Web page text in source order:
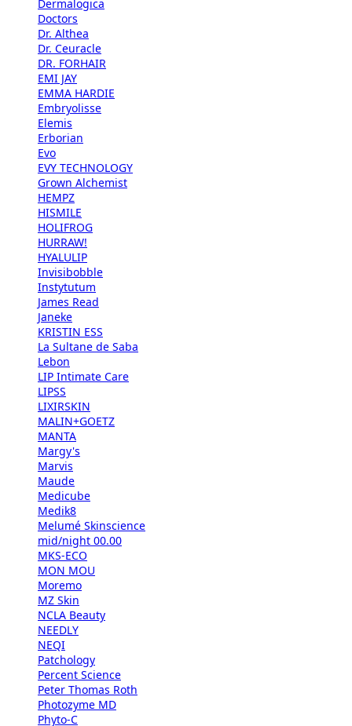
Dermalogica
Doctors
Dr. Althea
Dr. Ceuracle
DR. FORHAIR
EMI JAY
EMMA HARDIE
Embryolisse
Elemis
Erborian
Evo
EVY TECHNOLOGY
Grown Alchemist
HEMPZ
HISMILE
HOLIFROG
HURRAW!
HYALULIP
Invisibobble
Instytutum
James Read
Janeke
KRISTIN ESS
La Sultane de Saba
Lebon
LIP Intimate Care
LIPSS
LIXIRSKIN
MALIN+GOETZ
MANTA
Margy's
Marvis
Maude
Medicube
Medik8
Melumé Skinscience
mid/night 00.00
MKS-ECO
MON MOU
Moremo
MZ Skin
NCLA Beauty
NEEDLY
NEQI
Patchology
Percent Science
Peter Thomas Roth
Photozyme MD
Phyto-C